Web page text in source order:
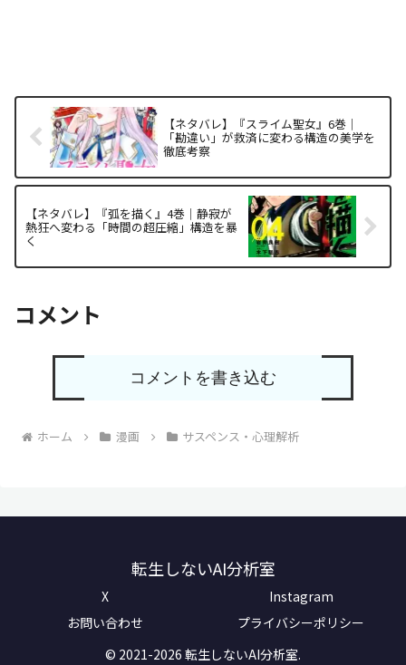
【ネタバレ】『スライム聖女』6巻｜
「勘違い」が救済に変わる構造の美学を
徹底考察
【ネタバレ】『弧を描く』4巻｜静寂が
熱狂へ変わる「時間の超圧縮」構造を暴
く
コメント
コメントを書き込む
ホーム 漫画 サスペンス・心理解析
転生しないAI分析室
X
Instagram
お問い合わせ
プライバシーポリシー
© 2021-2026 転生しないAI分析室.